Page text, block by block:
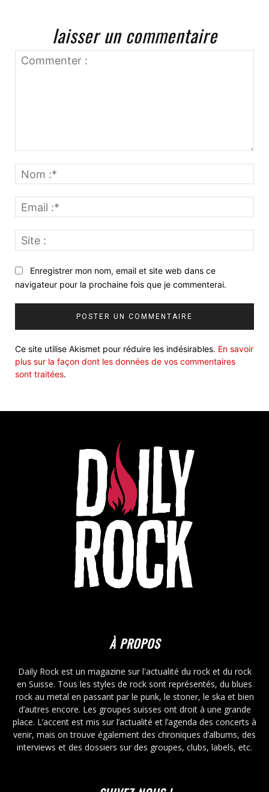
laisser un commentaire
:*
:*
:
Enregistrer mon nom, email et site web dans ce
navigateur pour la prochaine fois que je commenterai.
Ce site utilise Akismet pour réduire les indésirables. En savoir
plus sur la façon dont les données de vos commentaires
sont traitées.
À PROPOS
Daily Rock est un magazine sur l'actualité du rock et du rock
en Suisse. Tous les styles de rock sont représentés, du blues
rock au metal en passant par le punk, le stoner, le ska et bien
d’autres encore. Les groupes suisses ont droit à une grande
place. L’accent est mis sur l’actualité et l’agenda des concerts à
venir, mais on trouve également des chroniques d’albums, des
interviews et des dossiers sur des groupes, clubs, labels, etc.